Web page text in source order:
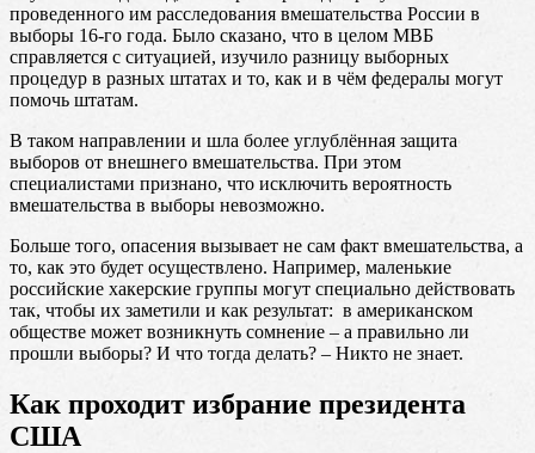
проведенного им расследования вмешательства России в
выборы 16-го года. Было сказано, что в целом МВБ
справляется с ситуацией, изучило разницу выборных
процедур в разных штатах и то, как и в чём федералы могут
помочь штатам.
В таком направлении и шла более углублённая защита
выборов от внешнего вмешательства. При этом
специалистами признано, что исключить вероятность
вмешательства в выборы невозможно.
Больше того, опасения вызывает не сам факт вмешательства, а
то, как это будет осуществлено. Например, маленькие
российские хакерские группы могут специально действовать
так, чтобы их заметили и как результат: в американском
обществе может возникнуть сомнение – а правильно ли
прошли выборы? И что тогда делать? – Никто не знает.
Как проходит избрание президента
США